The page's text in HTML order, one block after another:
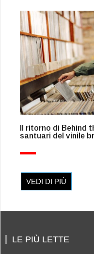
Il ritorno di Behind
santuari del vinile
VEDI DI PIÙ
LE PIÙ LETTE